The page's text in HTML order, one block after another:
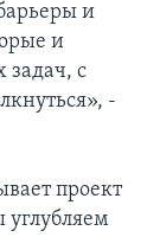
и
и
с
-
проект
углубляем